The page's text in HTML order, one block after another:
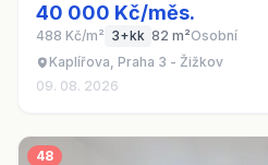
40 000 Kč/měs.
488 Kč/m² 3+kk 82 m²Osobní
Kaplířova, Praha 3 - Žižkov
09. 08. 2026
48